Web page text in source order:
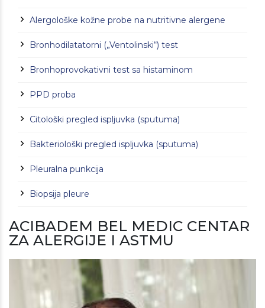
Alergološke kožne probe na nutritivne alergene
Bronhodilatatorni („Ventolinski“) test
Bronhoprovokativni test sa histaminom
PPD proba
Citološki pregled ispljuvka (sputuma)
Bakteriološki pregled ispljuvka (sputuma)
Pleuralna punkcija
Biopsija pleure
ACIBADEM BEL MEDIC CENTAR
ZA ALERGIJE I ASTMU